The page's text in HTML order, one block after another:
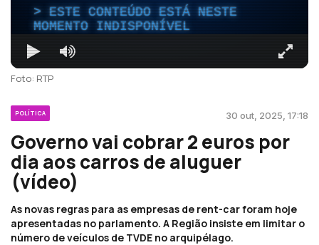
ESTE CONTEÚDO ESTÁ NESTE
MOMENTO INDISPONÍVEL
Foto: RTP
POLÍTICA 30 out, 2025, 17:18
Governo vai cobrar 2 euros por
dia aos carros de aluguer
(vídeo)
As novas regras para as empresas de rent-car foram hoje
apresentadas no parlamento. A Região insiste em limitar o
número de veículos de TVDE no arquipélago.